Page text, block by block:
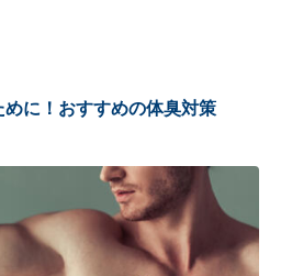
に！おすすめの体臭対策